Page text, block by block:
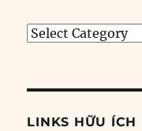
Tìm
đề
LINKS HỮU ÍCH